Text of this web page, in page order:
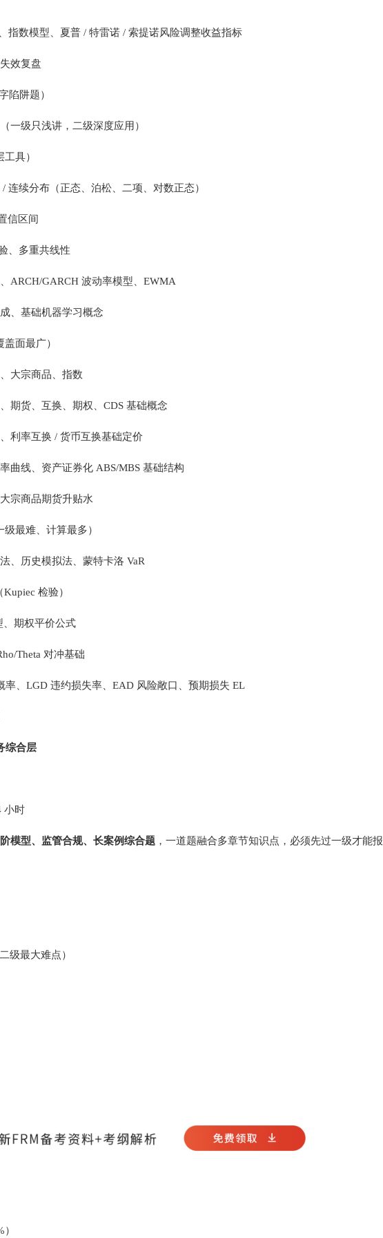
指数模型、夏普 / 特雷诺 / 索提诺风险调整收益指标
效复盘
陷阱题）
一级只浅讲，二级深度应用）
具）
连续分布（正态、泊松、二项、对数正态）
信区间
、多重共线性
ARCH/GARCH 波动率模型、EWMA
、基础机器学习概念
面最广）
大宗商品、指数
期货、互换、期权、CDS 基础概念
利率互换 / 货币互换基础定价
曲线、资产证券化 ABS/MBS 基础结构
宗商品期货升贴水
最难、计算最多）
、历史模拟法、蒙特卡洛 VaR
检验）
、期权平价公式
Theta 对冲基础
率、LGD 违约损失率、EAD 风险敞口、预期损失 EL
综合层
小时
模型、监管合规、长案例综合题，一道题融合多章节知识点，必须先过一级才能报
级最大难点）